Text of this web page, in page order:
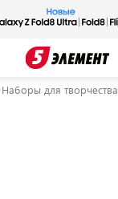
Наборы для творчества